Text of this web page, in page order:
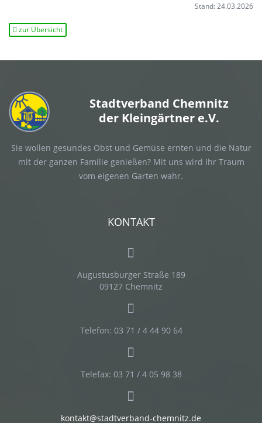
Stand: 24.03.2026
zur Übersicht
Stadtverband Chemnitz
der Kleingärtner e.V.
Sie wollen gesundes Obst und Gemüse ernten und die Natur
mit der ganzen Familie genießen? Mit uns wird Ihr Traum
vom eigenen Garten wahr.
KONTAKT
Augustusburger Straße 189
09127 Chemnitz
Telefon: 03 71 / 4 44 90 64
Telefax: 03 71 / 4 05 98 38
kontakt@stadtverband-chemnitz.de